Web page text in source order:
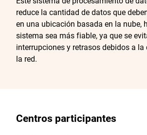
reduce la cantidad de datos que
en una ubicación basada en la nube,
sistema sea más fiable, ya que se
interrupciones y retrasos debidos a la
la red.
Centros participantes